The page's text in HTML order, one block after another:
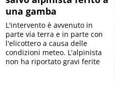
una gamba
L'intervento è avvenuto in
parte via terra e in parte con
l'elicottero a causa delle
condizioni meteo. L'alpinista
non ha riportato gravi ferite